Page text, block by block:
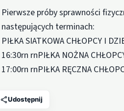
Pierwsze próby sprawności
następujących terminach:
PIŁKA SIATKOWA CHŁOPCY I
16:30rn rnPIŁKA NOŻNA
17:00rn rnPIŁKA RĘCZNA
Udostępnij